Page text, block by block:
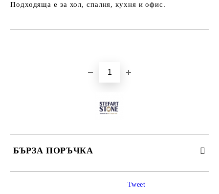
Подходяща е за хол, спалня, кухня и офис.
БЪРЗА ПОРЪЧКА
Tweet